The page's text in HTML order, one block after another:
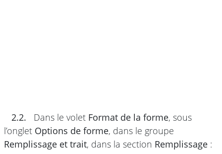
2.2. Dans le volet Format de la forme, sous
l’onglet Options de forme, dans le groupe
Remplissage et trait, dans la section Remplissage :